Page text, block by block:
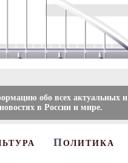
обо всех актуальных
в России и мире.
ПОЛИТИКА